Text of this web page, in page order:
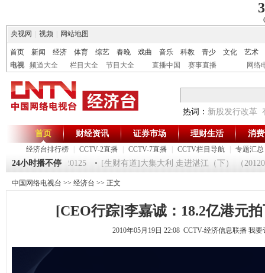
央视网
视频 网站地图
首页 新闻 经济 体育 综艺 春晚 戏曲 音乐 科教 青少 文化
艺术
电视
频道大全 栏目大全 节目大全 直播中国 赛事直播 网络
热词： 新股发行改革
首页
经济台排行榜 CCTV-2直播 CCTV-7直播 CCTV栏目导航 专题汇总
财经资讯 证券市场 理财生活 消
24小时播不停
第一时间》 20120125 [生财有道]大集大利 走进湛江（下） （
中国网络电视台 >> 经济台 >> 正文
[CEO行踪]李嘉诚：18.2亿港元
2010年05月19日 22:08 CCTV-经济信息联播 我要